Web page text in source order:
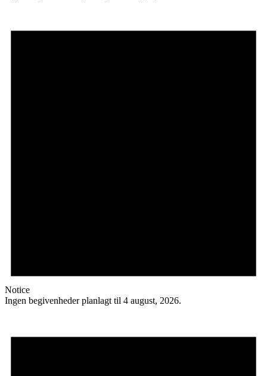
Notice
Ingen begivenheder planlagt til 4 august, 2026.